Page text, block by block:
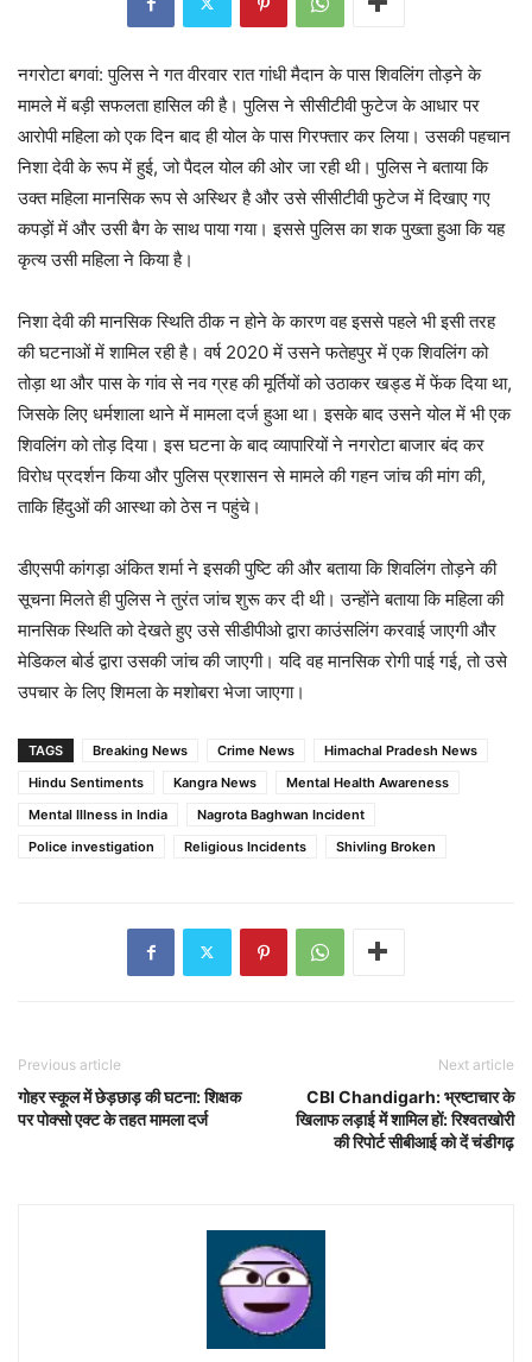
नगरोटा बगवां: पुलिस ने गत वीरवार रात गांधी मैदान के पास शिवलिंग तोड़ने के
मामले में बड़ी सफलता हासिल की है। पुलिस ने सीसीटीवी फुटेज के आधार पर
आरोपी महिला को एक दिन बाद ही योल के पास गिरफ्तार कर लिया। उसकी पहचान
निशा देवी के रूप में हुई, जो पैदल योल की ओर जा रही थी। पुलिस ने बताया कि
उक्त महिला मानसिक रूप से अस्थिर है और उसे सीसीटीवी फुटेज में दिखाए गए
कपड़ों में और उसी बैग के साथ पाया गया। इससे पुलिस का शक पुख्ता हुआ कि यह
कृत्य उसी महिला ने किया है।
निशा देवी की मानसिक स्थिति ठीक न होने के कारण वह इससे पहले भी इसी तरह
की घटनाओं में शामिल रही है। वर्ष 2020 में उसने फतेहपुर में एक शिवलिंग को
तोड़ा था और पास के गांव से नव ग्रह की मूर्तियों को उठाकर खड्ड में फेंक दिया था,
जिसके लिए धर्मशाला थाने में मामला दर्ज हुआ था। इसके बाद उसने योल में भी एक
शिवलिंग को तोड़ दिया। इस घटना के बाद व्यापारियों ने नगरोटा बाजार बंद कर
विरोध प्रदर्शन किया और पुलिस प्रशासन से मामले की गहन जांच की मांग की,
ताकि हिंदुओं की आस्था को ठेस न पहुंचे।
डीएसपी कांगड़ा अंकित शर्मा ने इसकी पुष्टि की और बताया कि शिवलिंग तोड़ने की
सूचना मिलते ही पुलिस ने तुरंत जांच शुरू कर दी थी। उन्होंने बताया कि महिला की
मानसिक स्थिति को देखते हुए उसे सीडीपीओ द्वारा काउंसलिंग करवाई जाएगी और
मेडिकल बोर्ड द्वारा उसकी जांच की जाएगी। यदि वह मानसिक रोगी पाई गई, तो उसे
उपचार के लिए शिमला के मशोबरा भेजा जाएगा।
TAGS Breaking News Crime News
Himachal Pradesh News
Hindu Sentiments
Kangra News
Mental Health Awareness
Mental Illness in India
Nagrota Baghwan Incident
Police investigation
Religious Incidents Shivling Broken
Previous article
गोहर स्कूल में छेड़छाड़ की घटना: शिक्षक
पर पोक्सो एक्ट के तहत मामला दर्ज
Next article
CBI Chandigarh: भ्रष्टाचार के
खिलाफ लड़ाई में शामिल हों: रिश्वतखोरी
की रिपोर्ट सीबीआई को दें चंडीगढ़